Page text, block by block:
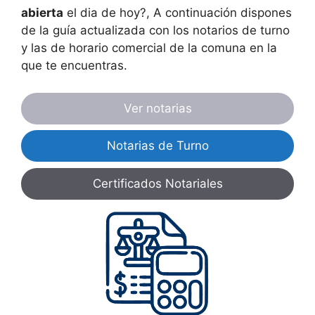
abierta el dia de hoy?, A continuación dispones
de la guía actualizada con los notarios de turno
y las de horario comercial de la comuna en la
que te encuentras.
Ver notarias
Notarias de Turno
Certificados Notariales